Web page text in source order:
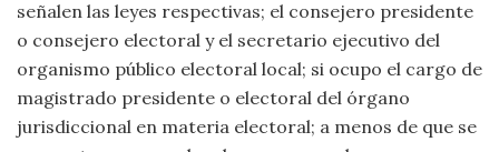
señalen las leyes respectivas; el consejero presidente
o consejero electoral y el secretario ejecutivo del
organismo público electoral local; si ocupo el cargo de
magistrado presidente o electoral del órgano
jurisdiccional en materia electoral; a menos de que se